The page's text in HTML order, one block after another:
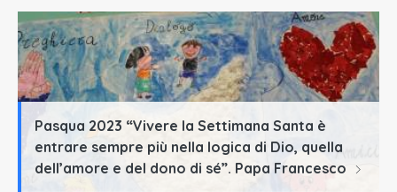
Pasqua 2023 “Vivere la Settimana Santa è
entrare sempre più nella logica di Dio, quella
dell’amore e del dono di sé”. Papa Francesco